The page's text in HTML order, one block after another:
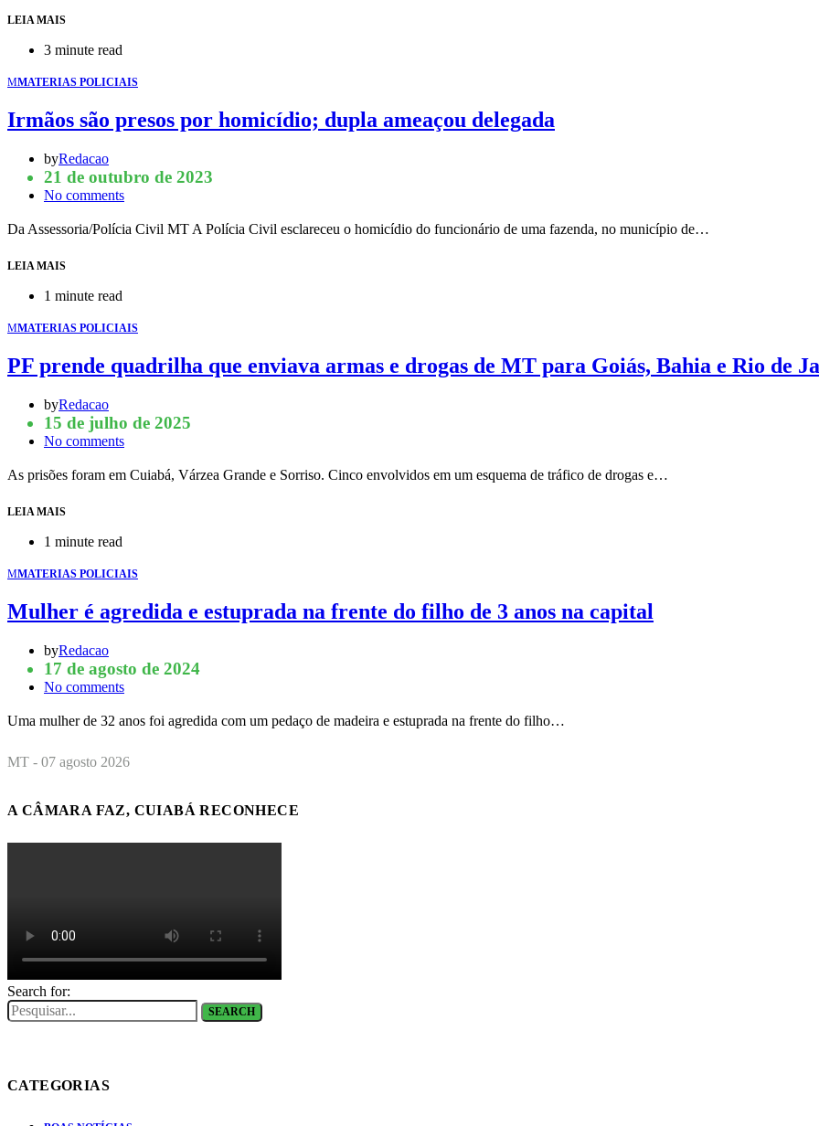
LEIA MAIS
3 minute read
MMATERIAS POLICIAIS
Irmãos são presos por homicídio; dupla ameaçou delegada
byRedacao
21 de outubro de 2023
No comments
Da Assessoria/Polícia Civil MT A Polícia Civil esclareceu o homicídio do funcionário de uma fazenda, no município de…
LEIA MAIS
1 minute read
MMATERIAS POLICIAIS
PF prende quadrilha que enviava armas e drogas de MT para Goiás, Bahia e Rio de
byRedacao
15 de julho de 2025
No comments
As prisões foram em Cuiabá, Várzea Grande e Sorriso. Cinco envolvidos em um esquema de tráfico de drogas e…
LEIA MAIS
1 minute read
MMATERIAS POLICIAIS
Mulher é agredida e estuprada na frente do filho de 3 anos na capital
byRedacao
17 de agosto de 2024
No comments
Uma mulher de 32 anos foi agredida com um pedaço de madeira e estuprada na frente do filho…
MT - 07 agosto 2026
A CÂMARA FAZ, CUIABÁ RECONHECE
Search for:
SEARCH
CATEGORIAS